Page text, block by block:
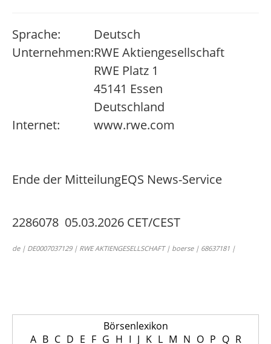
Sprache:
Deutsch
Unternehmen:RWE Aktiengesellschaft
RWE Platz 1
45141 Essen
Deutschland
Internet:
www.rwe.com
Ende der MitteilungEQS News-Service
2286078 05.03.2026 CET/CEST
de | DE0007037129 | RWE AKTIENGESELLSCHAFT | boerse | 68637181 |
Börsenlexikon
A B C D E F G H I J K L M N O P Q R